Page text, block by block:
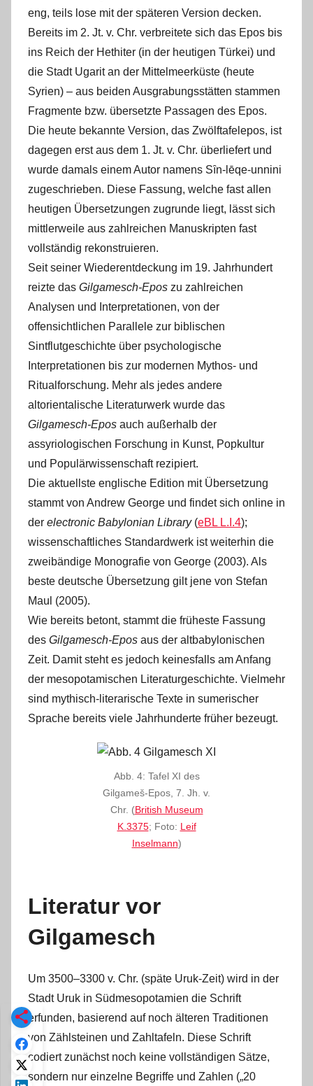
eng, teils lose mit der späteren Version decken.
Bereits im 2. Jt. v. Chr. verbreitete sich das Epos bis
ins Reich der Hethiter (in der heutigen Türkei) und
die Stadt Ugarit an der Mittelmeerküste (heute
Syrien) – aus beiden Ausgrabungsstätten stammen
Fragmente bzw. übersetzte Passagen des Epos.
Die heute bekannte Version, das Zwölftafelepos, ist
dagegen erst aus dem 1. Jt. v. Chr. überliefert und
wurde damals einem Autor namens Sȋn-lēqe-unnini
zugeschrieben. Diese Fassung, welche fast allen
heutigen Übersetzungen zugrunde liegt, lässt sich
mittlerweile aus zahlreichen Manuskripten fast
vollständig rekonstruieren.
Seit seiner Wiederentdeckung im 19. Jahrhundert
reizte das Gilgamesch-Epos zu zahlreichen
Analysen und Interpretationen, von der
offensichtlichen Parallele zur biblischen
Sintflutgeschichte über psychologische
Interpretationen bis zur modernen Mythos- und
Ritualforschung. Mehr als jedes andere
altorientalische Literaturwerk wurde das
Gilgamesch-Epos auch außerhalb der
assyriologischen Forschung in Kunst, Popkultur
und Populärwissenschaft rezipiert.
Die aktuellste englische Edition mit Übersetzung
stammt von Andrew George und findet sich online in
der electronic Babylonian Library(eBL L.I.4);
wissenschaftliches Standardwerk ist weiterhin die
zweibändige Monografie von George (2003). Als
beste deutsche Übersetzung gilt jene von Stefan
Maul (2005).
Wie bereits betont, stammt die früheste Fassung
des Gilgamesch-Epos aus der altbabylonischen
Zeit. Damit steht es jedoch keinesfalls am Anfang
der mesopotamischen Literaturgeschichte. Vielmehr
sind mythisch-literarische Texte in sumerischer
Sprache bereits viele Jahrhunderte früher bezeugt.
Abb. 4: Tafel XI des
Gilgameš-Epos, 7. Jh. v.
Chr. (British Museum
K.3375; Foto: Leif
Inselmann)
Literatur vor
Gilgamesch
Um 3500‒3300 v. Chr. (späte Uruk-Zeit) wird in der
Stadt Uruk in Südmesopotamien die Schrift
erfunden, basierend auf noch älteren Traditionen
von Zählsteinen und Zahltafeln. Diese Schrift
codiert zunächst noch keine vollständigen Sätze,
sondern nur einzelne Begriffe und Zahlen („20